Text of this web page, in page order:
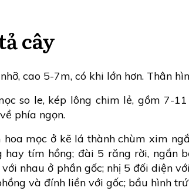
cây
cao 5-7m, có khi lớn hơn. Thân
so le, kép lông chim lẻ, gồm 7-
phía ngọn.
hoa mọc ở kẽ lá thành chùm xim
hay tím hồng; đài 5 răng rời, ngắn
nhau ở phần gốc; nhị 5 đối diện
và đính liền với gốc; bầu hình